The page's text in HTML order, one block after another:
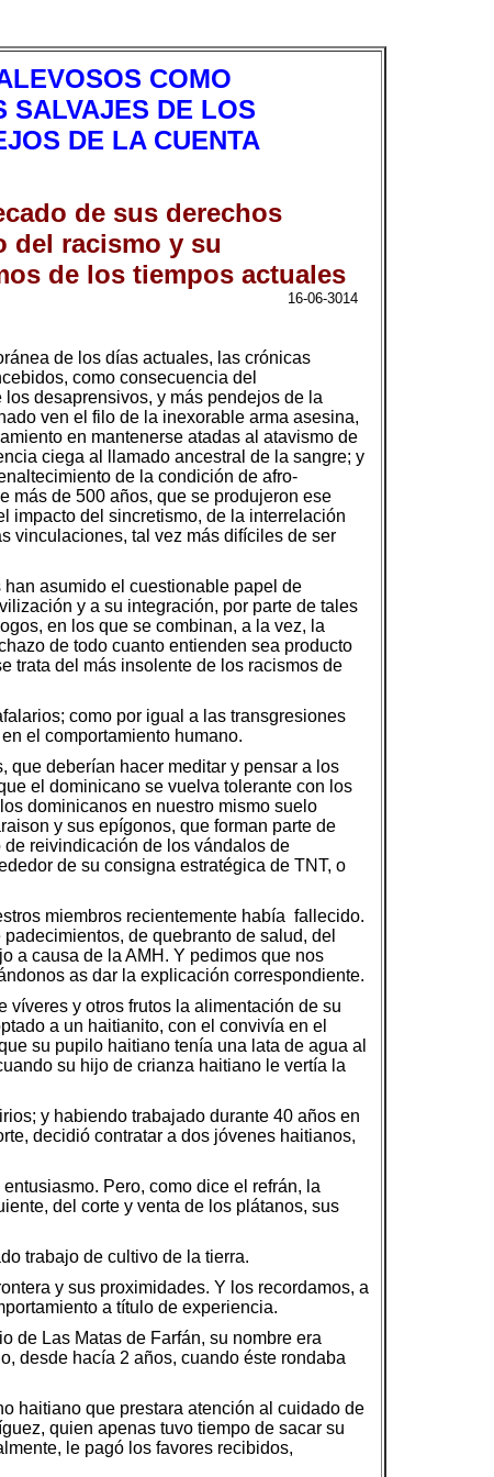
COMO
SALVAJES DE LOS
DE LA CUENTA
de sus derechos
del racismo y su
de los tiempos actuales
16-06-3014
de los días actuales, las crónicas
como consecuencia del
desaprensivos, y más pendejos de la
ven el filo de la inexorable arma asesina,
en mantenerse atadas al atavismo de
ciega al llamado ancestral de la sangre; y
de la condición de afro-
más de 500 años, que se produjeron ese
impacto del sincretismo, de la interrelación
vinculaciones, tal vez más difíciles de ser
asumido el cuestionable papel de
y a su integración, por parte de tales
en los que se combinan, a la vez, la
de todo cuanto entienden sea producto
trata del más insolente de los racismos de
como por igual a las transgresiones
el comportamiento humano.
que deberían hacer meditar y pensar a los
el dominicano se vuelva tolerante con los
dominicanos en nuestro mismo suelo
y sus epígonos, que forman parte de
de reivindicación de los vándalos de
de su consigna estratégica de TNT, o
miembros recientemente había fallecido.
de quebranto de salud, del
a causa de la AMH. Y pedimos que nos
as dar la explicación correspondiente.
víveres y otros frutos la alimentación de su
a un haitianito, con el convivía en el
su pupilo haitiano tenía una lata de agua al
su hijo de crianza haitiano le vertía la
y habiendo trabajado durante 40 años en
decidió contratar a dos jóvenes haitianos,
Pero, como dice el refrán, la
del corte y venta de los plátanos, sus
trabajo de cultivo de la tierra.
y sus proximidades. Y los recordamos, a
a título de experiencia.
de Las Matas de Farfán, su nombre era
desde hacía 2 años, cuando éste rondaba
haitiano que prestara atención al cuidado de
quien apenas tuvo tiempo de sacar su
le pagó los favores recibidos,